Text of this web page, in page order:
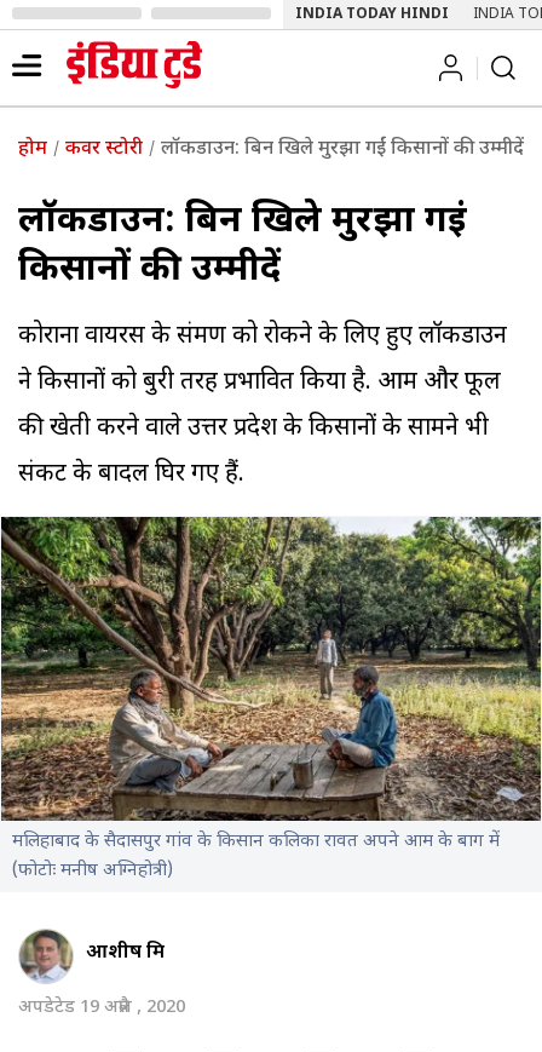
INDIA TODAY HINDI INDIA
होम कवर स्टोरी लॉकडाउन: बिन खिले मुरझा गईं किसानों की उम्मीदें
लॉकडाउन: बिन खिले मुरझा गईं
किसानों की उम्मीदें
कोराना वायरस के संक्रमण को रोकने के लिए हुए लॉकडाउन
ने किसानों को बुरी तरह प्रभावित किया है. आम और फूल
की खेती करने वाले उत्तर प्रदेश के किसानों के सामने भी
संकट के बादल घिर गए हैं.
मलिहाबाद के सैदासपुर गांव के किसान कलिका रावत अपने आम के बाग में
(फोटोः मनीष अग्निहोत्री)
आशीष मिश्र
अपडेटेड 19 अप्रैल , 2020